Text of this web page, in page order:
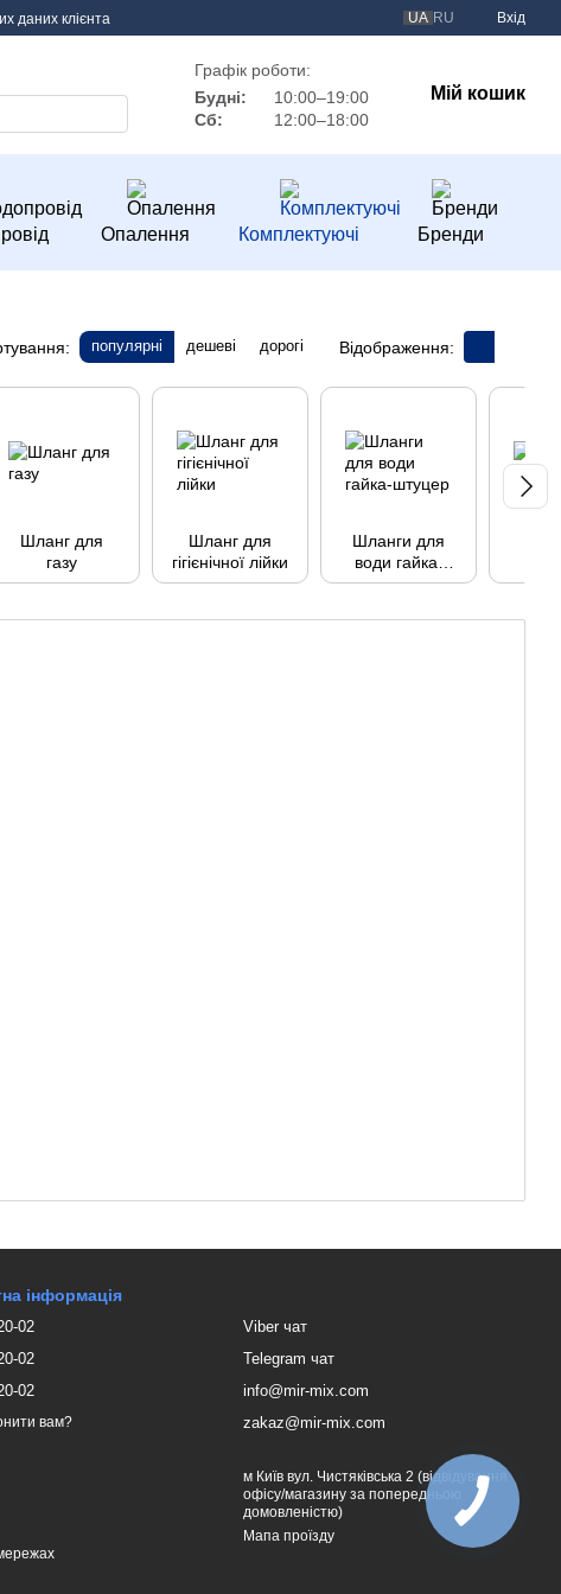
даних клієнта UA RU Вхід
Графік роботи:
Будні:
10:00–19:00
Сб:
12:00–18:00
Мій кошик
Опалення Комплектуючі Бренди
популярні дешеві дорогі Відображення:
Шланг для
газу
Шланг для
гігієнічної лійки
Шланги для
води гайка-
штуцер
інформація
02
02
02
вам?
Viber чат
Telegram чат
info@mir-mix.com
zakaz@mir-mix.com
м Київ вул. Чистяківська 2 (відвідування
офісу/магазину за попередньою
домовленістю)
Мапа проїзду